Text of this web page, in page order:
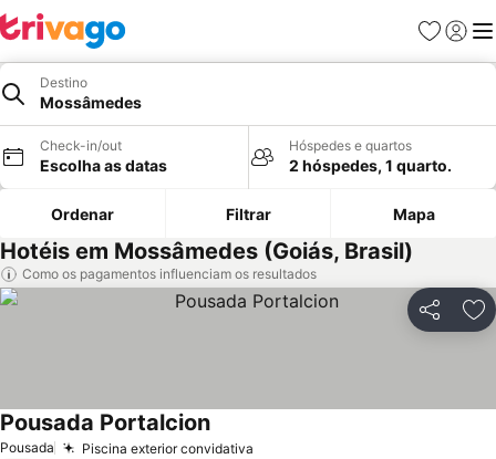
Favoritos
Iniciar
Destino
Mossâmedes
Check-in/out
Escolha as datas
Hóspedes e quartos
2 hóspedes, 1 quarto.
Ordenar Filtrar Mapa
Hotéis em Mossâmedes (Goiás, Brasil)
Como os pagamentos influenciam os resultados
Partilhar
Pousada Piscina exterior convidativa
Pousada PortalcionVer preços